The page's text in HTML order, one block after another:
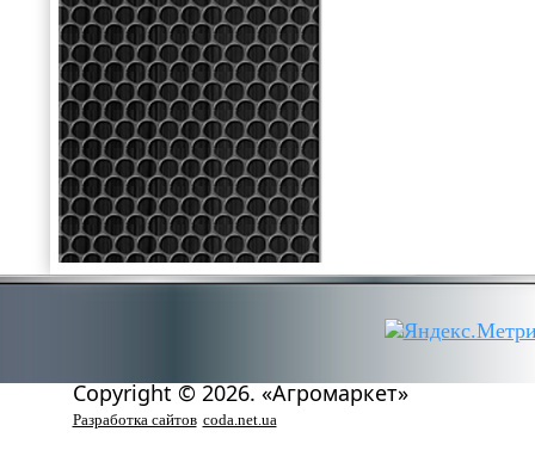
Copyright © 2026. «Агромаркет»
Разработка сайтов coda.net.ua